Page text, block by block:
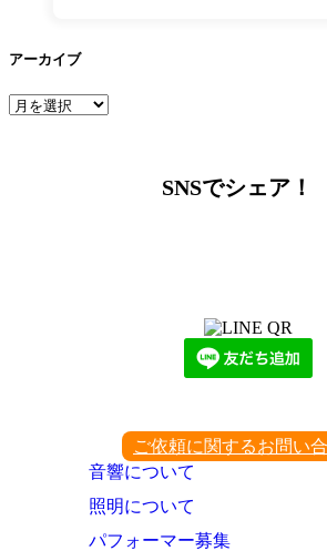
アーカイブ
ア
SNSでシェア！
ご依頼に関するお問い
音響について
照明について
パフォーマー募集